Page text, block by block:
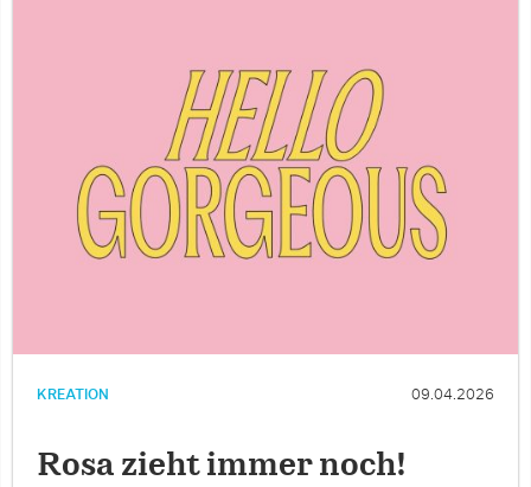
KREATION 09.04.2026
Rosa zieht immer noch!